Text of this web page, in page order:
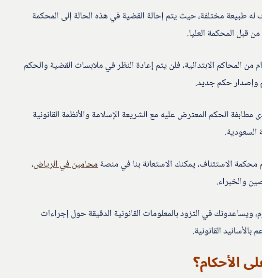
طبيعة مختلفة، حيث يتم إحالة القضية في هذه الحالة إلى المحكمة
قبل المحكمة العليا.
المحاكم الابتدائية، فلن يتم إعادة النظر في ملابسات القضية والحكم
وإصدار حكم جديد.
الحكم المعترض عليه مع الشريعة الإسلامة والأنظمة القانونية
السعودية.
الاستئناف، يمكنك الاستعانة بنا في منصةمحامين في الرياض،
والخبراء.
ويساعدونك في التزود بالمعلومات القانونية الدقيقة حول إجراءات
القانونية.
الأحكام؟